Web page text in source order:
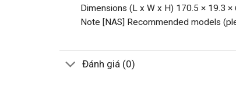
Dimensions (L x W x H) 170.5 × 19.3 ×
Note [NAS] Recommended models
Đánh giá (0)